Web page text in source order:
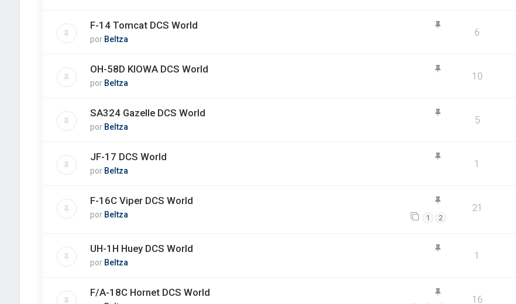
F-14 Tomcat DCS World
por Beltza
6
OH-58D KIOWA DCS World
por Beltza
10
SA324 Gazelle DCS World
por Beltza
5
JF-17 DCS World
por Beltza
1
F-16C Viper DCS World
por Beltza 1 2
21
UH-1H Huey DCS World
por Beltza
1
F/A-18C Hornet DCS World
16